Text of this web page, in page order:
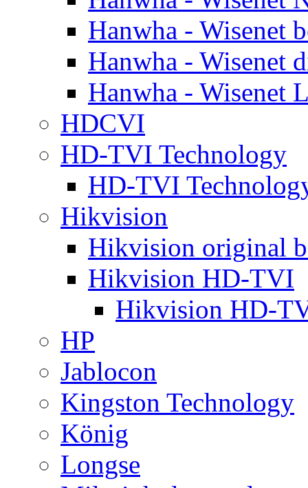
Hanwha - Wisenet
Hanwha - Wisenet
Hanwha - Wisenet
HDCVI
HD-TVI Technology
HD-TVI
Hikvision
Hikvision original
Hikvision HD-TVI
Hikvision HD-
HP
Jablocon
Kingston Technology
König
Longse